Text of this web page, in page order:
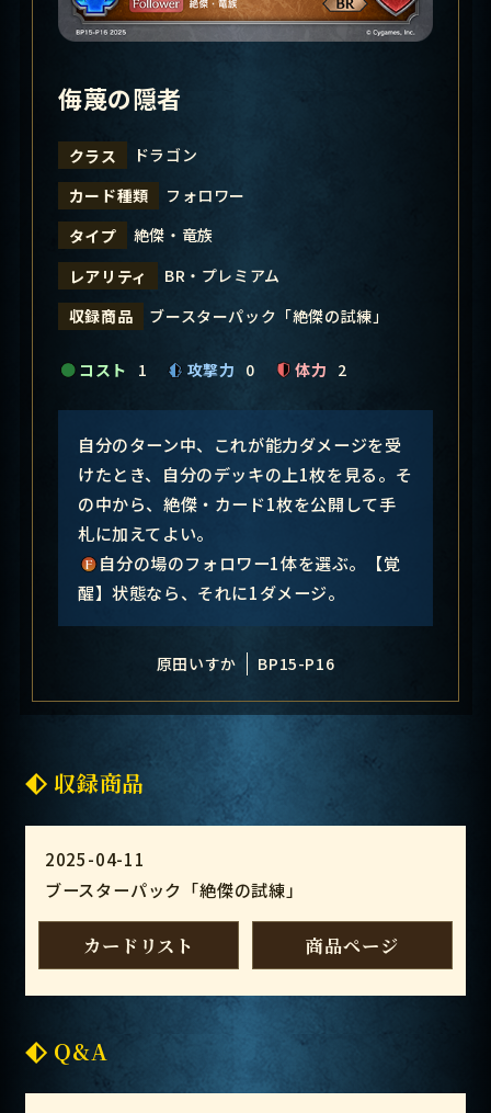
侮蔑の隠者
クラス
ドラゴン
カード種類
フォロワー
タイプ
絶傑・竜族
レアリティ
BR・プレミアム
収録商品
ブースターパック「絶傑の試練」
コスト 1 攻撃力 0 体力 2
自分のターン中、これが能力ダメージを受
けたとき、自分のデッキの上1枚を見る。そ
の中から、絶傑・カード1枚を公開して手
札に加えてよい。
自分の場のフォロワー1体を選ぶ。【覚
醒】状態なら、それに1ダメージ。
原田いすか BP15-P16
収録商品
2025-04-11
ブースターパック「絶傑の試練」
カードリスト 商品ページ
Q&A